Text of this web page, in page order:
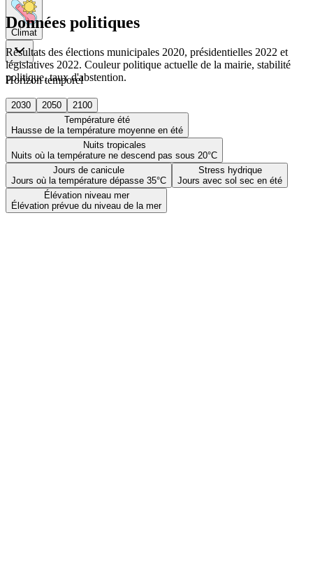
Climat
Horizon temporel
2030 2050
2100
Température été
Hausse de la température moyenne en été
Nuits tropicales
Nuits où la température ne descend pas sous 20°C
Jours de canicule
Jours où la température dépasse 35°C
Stress hydrique
Jours avec sol sec en été
Élévation niveau mer
Élévation prévue du niveau de la mer
Données politiques
Résultats des élections municipales 2020, présidentielles 2022 et
législatives 2022. Couleur politique actuelle de la mairie, stabilité
politique, taux d'abstention.